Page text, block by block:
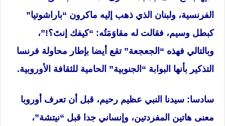
الفرنسية، ولبنان الذي ذهب إليه ماكرون “باراشوتيا”
كبطل وسيم، فقالت له مقاوَمَتُه: “كيفك إنتَ؟!”،
وبالتالي فهذه “الجعجعة” تقع أيضا بإطار محاولة فرنسا
التذكير بأنها البوابة “الجنوبية” الحامية للثقافة الأوروبية.
سادسا: سيدنا النبي عظيم رحيم، قبل أن تعرف أوروبا
معنى هاتين المفردتين، وإنساني جدا قبل “نيتشة”،